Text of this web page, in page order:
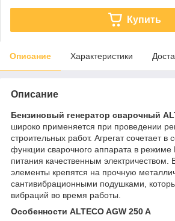
Купить
Описание Характеристики
Описание
Бензиновый генератор сварочный
широко применяется при проведении
строительных работ. Агрегат сочетает в
функции сварочного аппарата в
питания качественным электричеством.
элементы крепятся на прочную
сантивибрационными подушками,
вибраций во время работы.
Особенности ALTECO AGW 250 A